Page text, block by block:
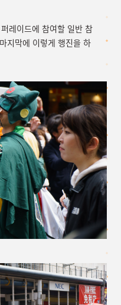
레이드에 참여할 일반 참
지막에 이렇게 행진을 하